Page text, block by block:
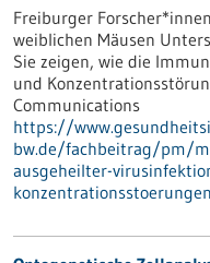
Freiburger
weiblichen Mäusen
Sie zeigen, wie die
und
Communications
https://
bw.de/fachbeitrag/pm/
ausgeheilter-
konzentrationsstoerungen